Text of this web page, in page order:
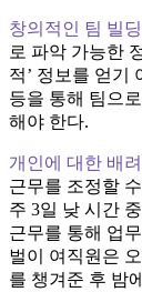
창의적인 팀 빌딩
로 파악 가능한
적’ 정보를 얻기
등을 통해 팀으
해야 한다.
개인에 대한 배려
근무를 조정할
주 3일 낮 시간
근무를 통해 업
벌이 여직원은
를 챙겨준 후 밤